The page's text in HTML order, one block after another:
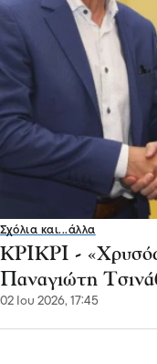
Σχόλια και...άλλα
ΚΡΙΚΡΙ -
Παναγιώτη
02 Ιου 2026, 17:45